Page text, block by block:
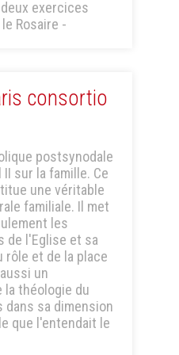
exercices
Rosaire -
consortio
postsynodale
sur la famille. Ce
une véritable
familiale. Il met
les
de l'Eglise et sa
rôle et de la place
un
la théologie du
dans sa dimension
que l'entendait le